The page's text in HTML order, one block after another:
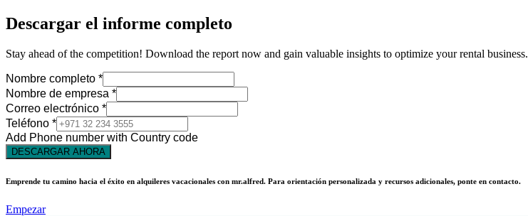
Descargar el informe completo
Stay ahead of the competition! Download the report now and gain valuable insights to optimize your rental business.
Nombre completo *
Nombre de empresa *
Correo electrónico *
Teléfono *
Add Phone number with Country code
DESCARGAR AHORA
Emprende tu camino hacia el éxito en alquileres vacacionales con mr.alfred. Para orientación personalizada y recursos adicionales, ponte en contacto.
Empezar